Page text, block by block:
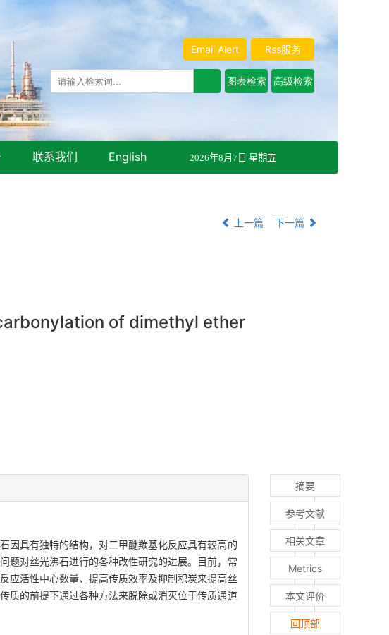
Rss服务
Email Alert
联系我们 English 2026年8月7日 星期五
上一篇 下一篇
of dimethyl ether
因具有独特的结构，对二甲醚羰基化反应具有较高的
题对丝光沸石进行的各种改性研究的进展。目前，常
应活性中心数量、提高传质效率及抑制积炭来提高丝
质的前提下通过各种方法来脱除或消灭位于传质通道
摘要
参考文献
相关文章
Metrics
本文评价
回顶部